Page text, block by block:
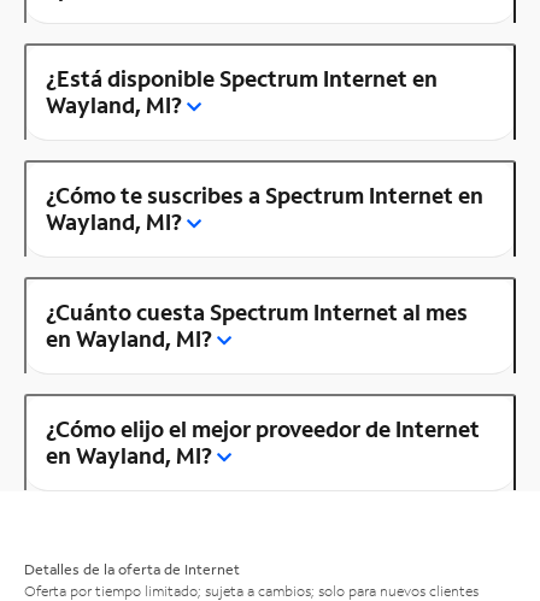
¿Está disponible Spectrum Internet en
Wayland, MI?
¿Cómo te suscribes a Spectrum Internet en
Wayland, MI?
¿Cuánto cuesta Spectrum Internet al mes
en Wayland, MI?
¿Cómo elijo el mejor proveedor de Internet
en Wayland, MI?
Detalles de la oferta de Internet
Oferta por tiempo limitado; sujeta a cambios; solo para nuevos clientes